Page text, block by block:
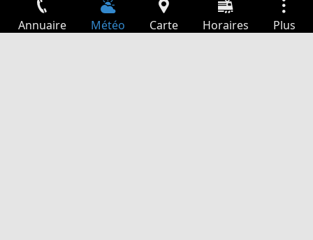
Annuaire Météo Carte Horaires Plus